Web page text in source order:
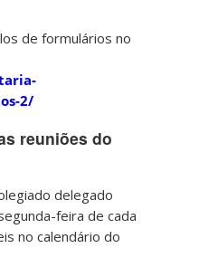
de formulários no
2/
reuniões do
delegado
feira de cada
no calendário do